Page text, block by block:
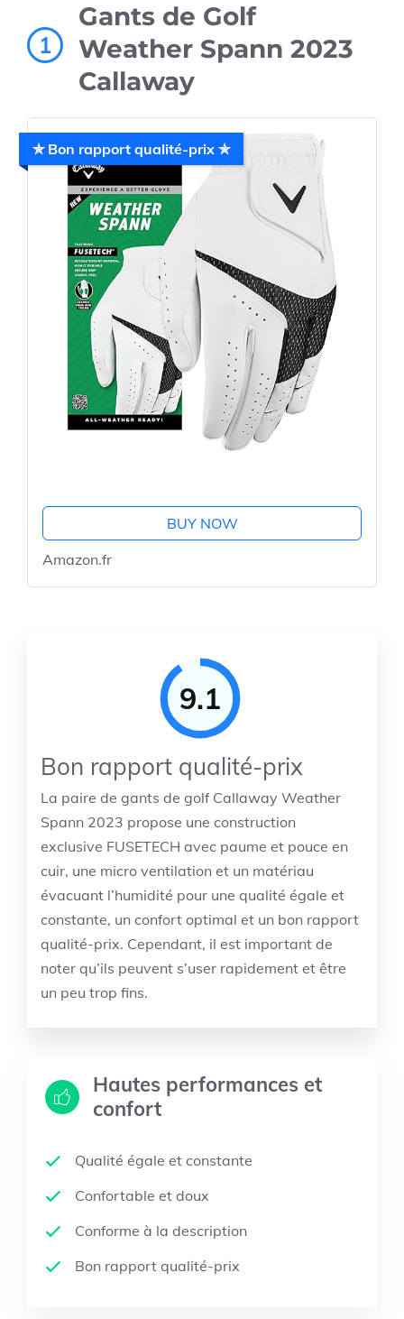
1
Gants de Golf
Weather Spann 2023
Callaway
✯ Bon rapport qualité-prix ✯
BUY NOW
Amazon.fr
9.1
Bon rapport qualité-prix
La paire de gants de golf Callaway Weather
Spann 2023 propose une construction
exclusive FUSETECH avec paume et pouce en
cuir, une micro ventilation et un matériau
évacuant l’humidité pour une qualité égale et
constante, un confort optimal et un bon rapport
qualité-prix. Cependant, il est important de
noter qu’ils peuvent s’user rapidement et être
un peu trop fins.
Hautes performances et
confort
Qualité égale et constante
Confortable et doux
Conforme à la description
Bon rapport qualité-prix